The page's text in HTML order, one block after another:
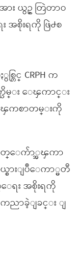
အား ယွဥ္ တြဲတာဝ
အစိုးရကို ဖြဲ႕စ
ြင္ CRPH က
က္သိမ္း ေၾကာင္း
ၾကစာတမ္းကို
တ္ေက်ာ္အၾကာ
ားျပဳေကာ္မတီ
ေရး အစိုးရကို
ညာခဲ့ျခင္း ျ